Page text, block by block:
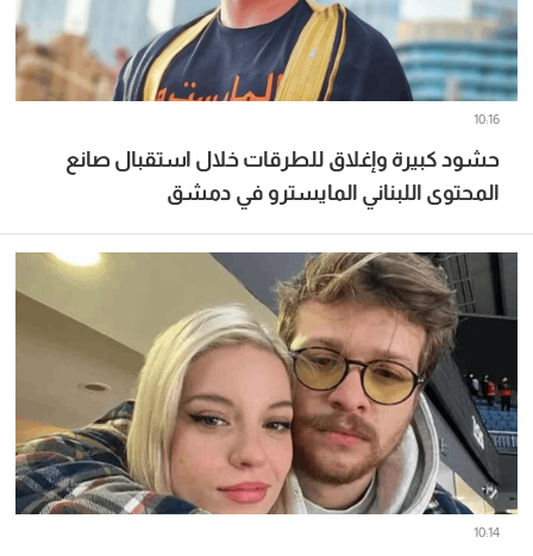
حشود كبيرة وإغلاق للطرقات خلال استقبال صانع
المحتوى اللبناني المايسترو في دمشق
10:16
10:14